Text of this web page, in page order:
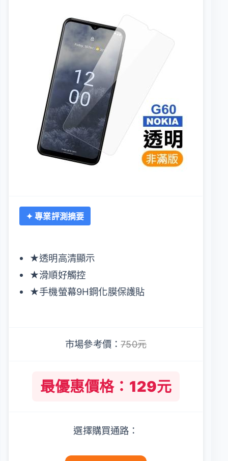
✦ 專業評測摘要
★透明高清顯示
★滑順好觸控
★手機螢幕9H鋼化膜保護貼
市場參考價：750元
最優惠價格：129元
選擇購買通路：